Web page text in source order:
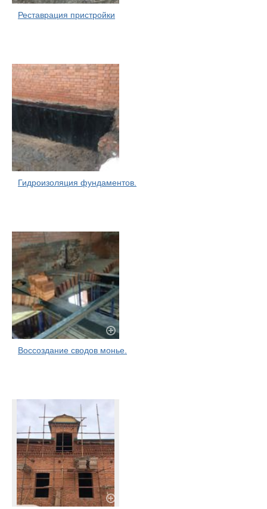
Реставрация пристройки
Гидроизоляция фундаментов.
Воссоздание сводов монье.